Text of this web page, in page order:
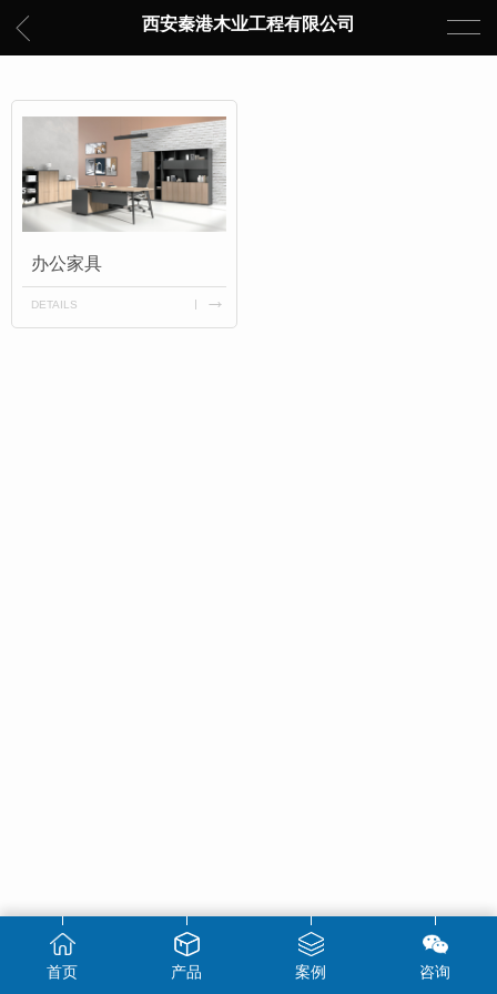
西安秦港木业工程有限公司
办公家具
DETAILS
首页 产品 案例 咨询